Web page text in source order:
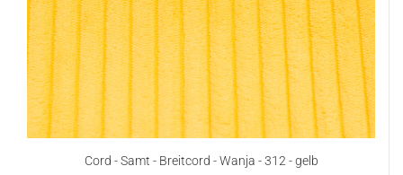
Cord - Samt - Breitcord - Wanja - 312 - gelb